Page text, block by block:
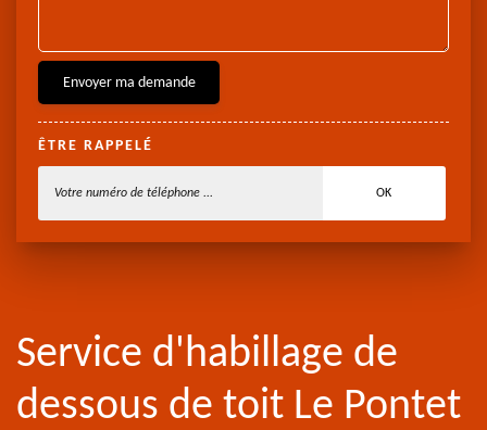
ÊTRE RAPPELÉ
Service d'habillage de
dessous de toit Le Pontet